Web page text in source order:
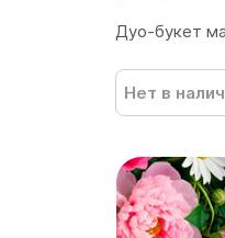
Дуо-букет
Нет в